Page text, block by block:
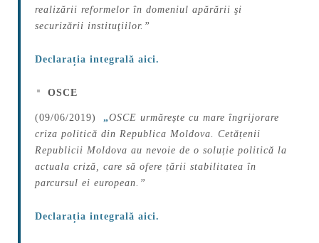
realizării reformelor în domeniul apărării şi
securizării instituţiilor.”
Declarația integrală aici.
OSCE
(09/06/2019) „OSCE urmărește cu mare îngrijorare
criza politică din Republica Moldova. Cetățenii
Republicii Moldova au nevoie de o soluție politică la
actuala criză, care să ofere țării stabilitatea în
parcursul ei european.”
Declarația integrală aici.